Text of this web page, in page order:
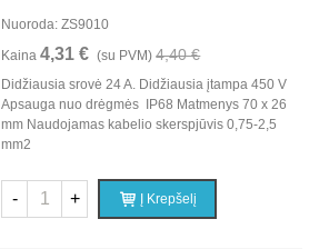
Nuoroda: ZS9010
Kaina4,31 € (su PVM) 4,40 €
Didžiausia srovė 24 A. Didžiausia įtampa 450 V
Apsauga nuo drėgmės IP68 Matmenys 70 x 26
mm Naudojamas kabelio skerspjūvis 0,75-2,5
mm2
- + Į Krepšelį